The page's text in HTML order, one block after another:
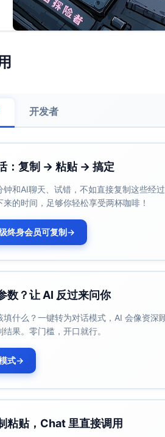
开发者
：复制 → 粘贴 → 搞定
钟和AI聊天、试错，不如直接复制这些经
的时间，足够你轻松享受两杯咖啡！
终身会员可复制→
数？让 AI 反过来问你
填什么？一键转为对话模式，AI 会像资
果。零门槛，开口就行。
式→
粘贴，Chat 里直接调用